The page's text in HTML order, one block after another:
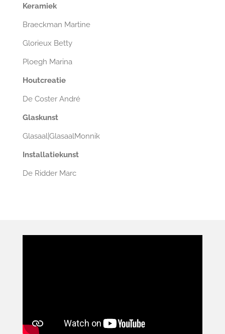
Keramiek
Braeckman Martine
Glorieux Betty
Ploegh Marina
Houtcreatie
De Coster André
Glaskunst
Glasaal|GlasaalMonnik
Installatiekunst
De Ridder Marc